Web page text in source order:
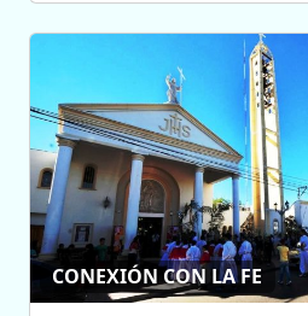
CONEXIÓN CON LA FE